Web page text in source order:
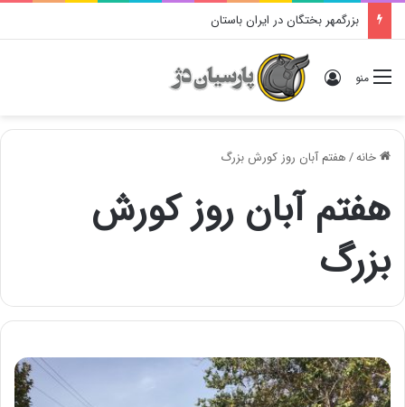
بزرگمهر بختگان در ایران باستان
منو ورود
خانه/هفتم آبان روز کورش بزرگ
هفتم آبان روز کورش
بزرگ